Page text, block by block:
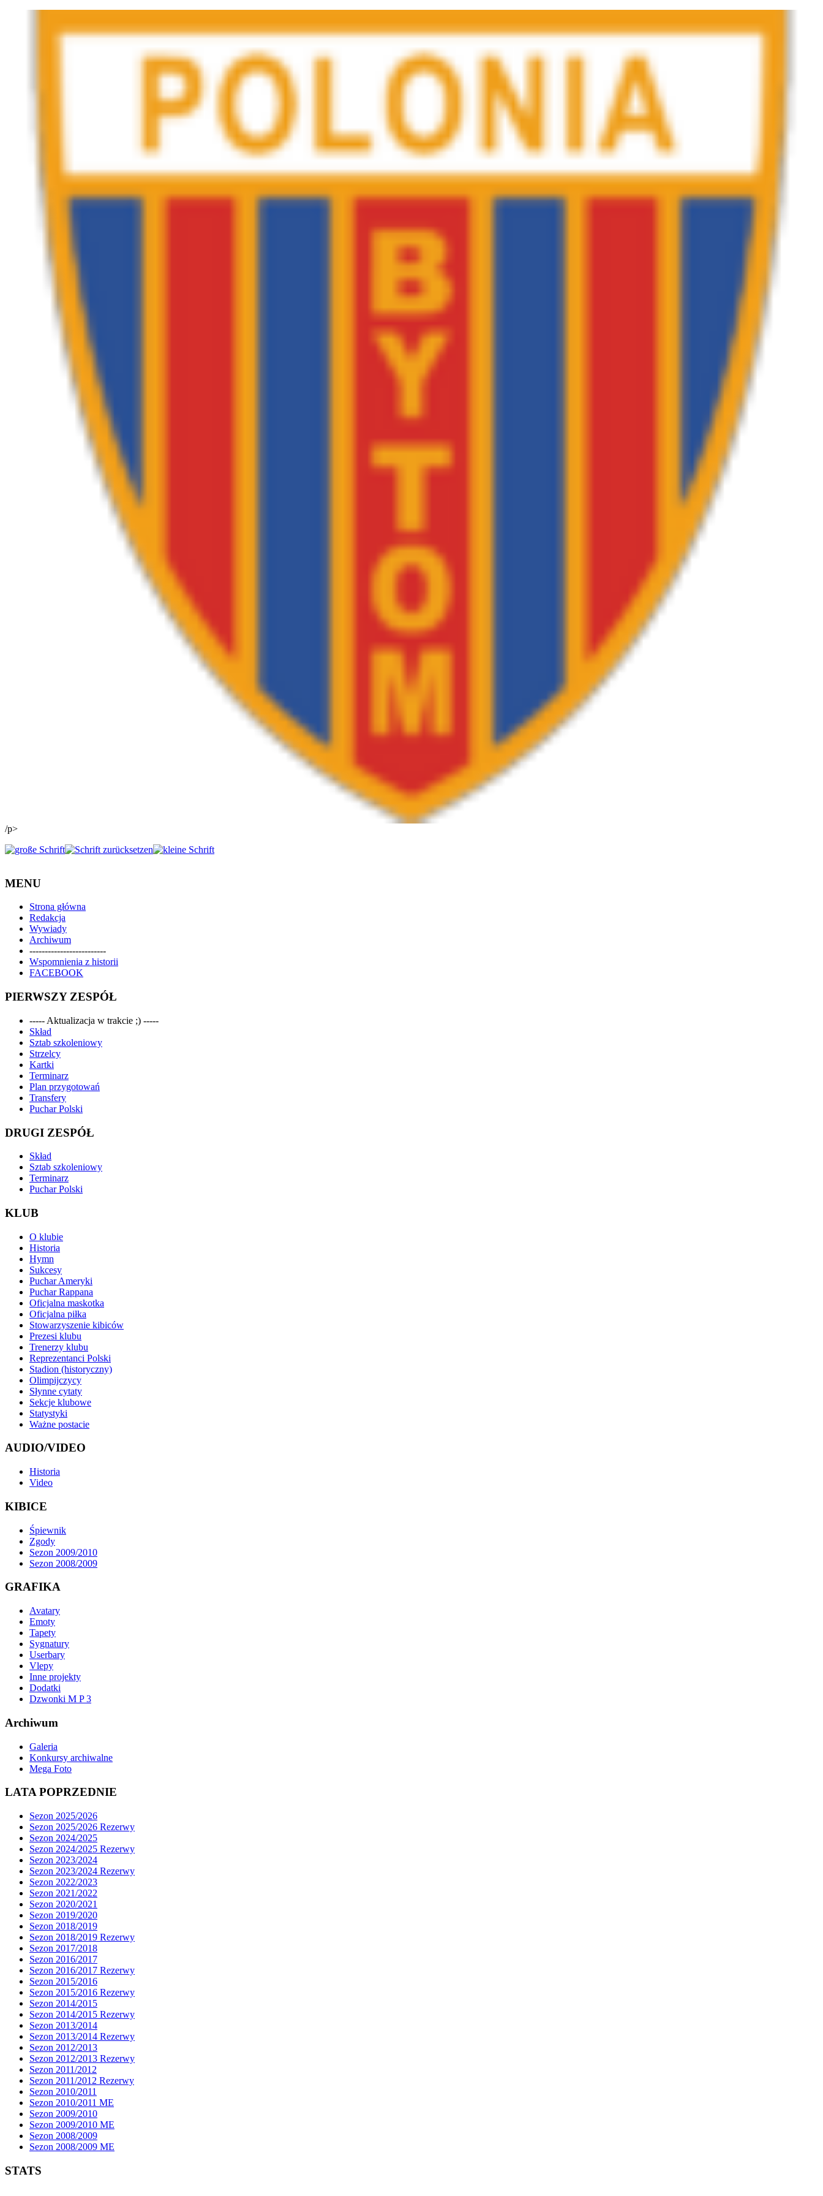
/p>
MENU
Strona główna
Redakcja
Wywiady
Archiwum
-------------------------
Wspomnienia z historii
FACEBOOK
PIERWSZY ZESPÓŁ
----- Aktualizacja w trakcie ;) -----
Skład
Sztab szkoleniowy
Strzelcy
Kartki
Terminarz
Plan przygotowań
Transfery
Puchar Polski
DRUGI ZESPÓŁ
Skład
Sztab szkoleniowy
Terminarz
Puchar Polski
KLUB
O klubie
Historia
Hymn
Sukcesy
Puchar Ameryki
Puchar Rappana
Oficjalna maskotka
Oficjalna piłka
Stowarzyszenie kibiców
Prezesi klubu
Trenerzy klubu
Reprezentanci Polski
Stadion (historyczny)
Olimpijczycy
Słynne cytaty
Sekcje klubowe
Statystyki
Ważne postacie
AUDIO/VIDEO
Historia
Video
KIBICE
Śpiewnik
Zgody
Sezon 2009/2010
Sezon 2008/2009
GRAFIKA
Avatary
Emoty
Tapety
Sygnatury
Userbary
Vlepy
Inne projekty
Dodatki
Dzwonki M P 3
Archiwum
Galeria
Konkursy archiwalne
Mega Foto
LATA POPRZEDNIE
Sezon 2025/2026
Sezon 2025/2026 Rezerwy
Sezon 2024/2025
Sezon 2024/2025 Rezerwy
Sezon 2023/2024
Sezon 2023/2024 Rezerwy
Sezon 2022/2023
Sezon 2021/2022
Sezon 2020/2021
Sezon 2019/2020
Sezon 2018/2019
Sezon 2018/2019 Rezerwy
Sezon 2017/2018
Sezon 2016/2017
Sezon 2016/2017 Rezerwy
Sezon 2015/2016
Sezon 2015/2016 Rezerwy
Sezon 2014/2015
Sezon 2014/2015 Rezerwy
Sezon 2013/2014
Sezon 2013/2014 Rezerwy
Sezon 2012/2013
Sezon 2012/2013 Rezerwy
Sezon 2011/2012
Sezon 2011/2012 Rezerwy
Sezon 2010/2011
Sezon 2010/2011 ME
Sezon 2009/2010
Sezon 2009/2010 ME
Sezon 2008/2009
Sezon 2008/2009 ME
STATS